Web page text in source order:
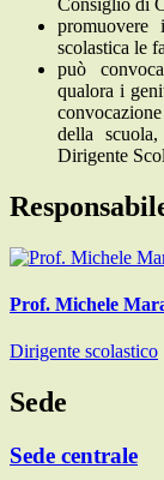
scolastica le
può
qualora i
della
Dirigente
Prof. Michele
Dirigente scolastico
Sede
Sede centrale